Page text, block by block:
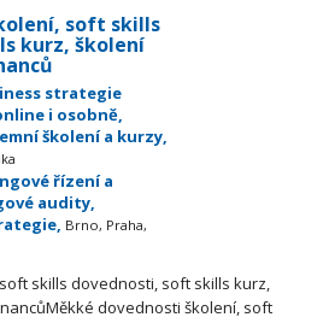
soft skills
kurz, školení
strategie
i osobně,
školení a kurzy,
řízení a
audity,
Brno, Praha,
skills dovednosti, soft skills kurz,
dovednosti školení, soft